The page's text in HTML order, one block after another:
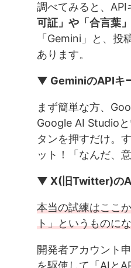
調べてみると、API
可証」や「合言葉」
「Gemini」と、
あります。
▼ GeminiのAPI
まず簡単な方、
Google AI Studio
タンを押すだけ。
ット！「なんだ、
▼ X(旧Twitter)の
本当の試練はここ
ト」というものに
開発者アカウント
を駆使して「AIと